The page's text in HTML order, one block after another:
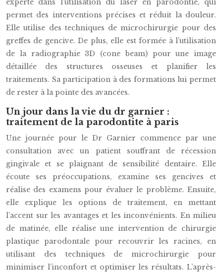
experte dans l’utilisation du laser en parodontie, qui
permet des interventions précises et réduit la douleur.
Elle utilise des techniques de microchirurgie pour des
greffes de gencive. De plus, elle est formée à l’utilisation
de la radiographie 3D (cone beam) pour une image
détaillée des structures osseuses et planifier les
traitements. Sa participation à des formations lui permet
de rester à la pointe des avancées.
Un jour dans la vie du dr garnier :
traitement de la parodontite à paris
Une journée pour le Dr Garnier commence par une
consultation avec un patient souffrant de récession
gingivale et se plaignant de sensibilité dentaire. Elle
écoute ses préoccupations, examine ses gencives et
réalise des examens pour évaluer le problème. Ensuite,
elle explique les options de traitement, en mettant
l’accent sur les avantages et les inconvénients. En milieu
de matinée, elle réalise une intervention de chirurgie
plastique parodontale pour recouvrir les racines, en
utilisant des techniques de microchirurgie pour
minimiser l’inconfort et optimiser les résultats. L’après-